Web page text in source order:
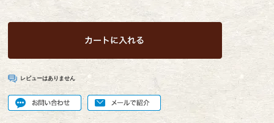
レビューはありません